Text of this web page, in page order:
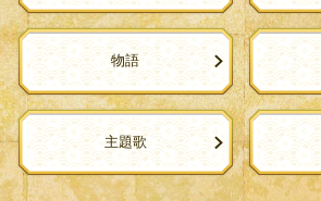
物語
主題歌